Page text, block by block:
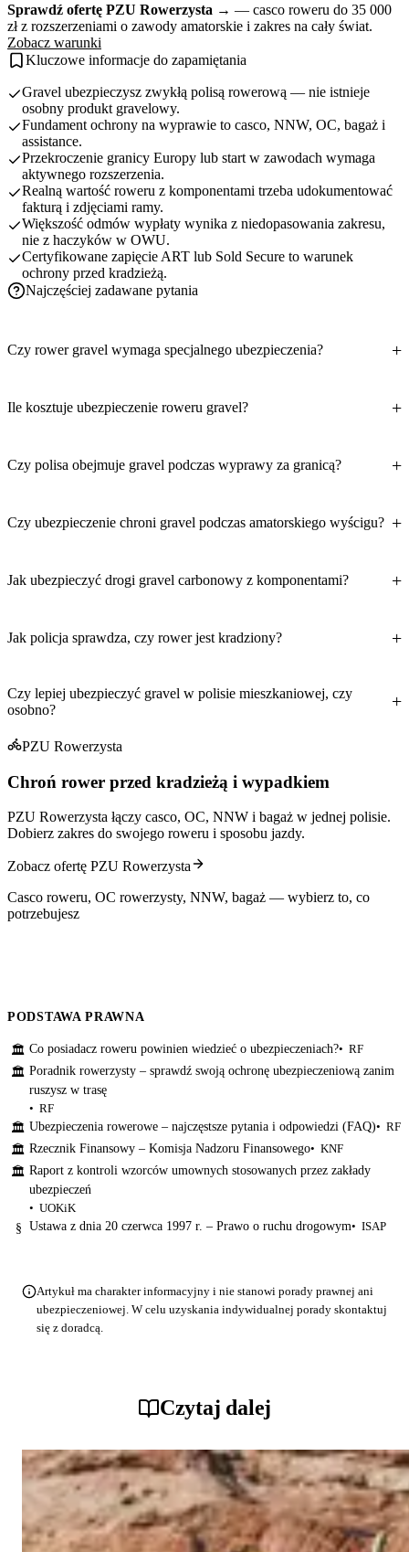
Sprawdź ofertę PZU Rowerzysta → — casco roweru do 35 000
zł z rozszerzeniami o zawody amatorskie i zakres na cały świat.
Zobacz warunki
Kluczowe informacje do zapamiętania
Gravel ubezpieczysz zwykłą polisą rowerową — nie istnieje
osobny produkt gravelowy.
Fundament ochrony na wyprawie to casco, NNW, OC, bagaż i
assistance.
Przekroczenie granicy Europy lub start w zawodach wymaga
aktywnego rozszerzenia.
Realną wartość roweru z komponentami trzeba udokumentować
fakturą i zdjęciami ramy.
Większość odmów wypłaty wynika z niedopasowania zakresu,
nie z haczyków w OWU.
Certyfikowane zapięcie ART lub Sold Secure to warunek
ochrony przed kradzieżą.
Najczęściej zadawane pytania
Czy rower gravel wymaga specjalnego ubezpieczenia?
Ile kosztuje ubezpieczenie roweru gravel?
Czy polisa obejmuje gravel podczas wyprawy za granicą?
Czy ubezpieczenie chroni gravel podczas amatorskiego wyścigu?
Jak ubezpieczyć drogi gravel carbonowy z komponentami?
Jak policja sprawdza, czy rower jest kradziony?
Czy lepiej ubezpieczyć gravel w polisie mieszkaniowej, czy
osobno?
PZU Rowerzysta
Chroń rower przed kradzieżą i wypadkiem
PZU Rowerzysta łączy casco, OC, NNW i bagaż w jednej polisie.
Dobierz zakres do swojego roweru i sposobu jazdy.
Zobacz ofertę PZU Rowerzysta
Casco roweru, OC rowerzysty, NNW, bagaż — wybierz to, co
potrzebujesz
PODSTAWA PRAWNA
🏛 Co posiadacz roweru powinien wiedzieć o ubezpieczeniach?
RF
🏛 Poradnik rowerzysty – sprawdź swoją ochronę ubezpieczeniową zanim
ruszysz w trasę
RF
🏛 Ubezpieczenia rowerowe – najczęstsze pytania i odpowiedzi (FAQ)
RF
🏛 Rzecznik Finansowy – Komisja Nadzoru Finansowego
KNF
🏛 Raport z kontroli wzorców umownych stosowanych przez zakłady
ubezpieczeń
UOKiK
§ Ustawa z dnia 20 czerwca 1997 r. – Prawo o ruchu drogowym ISAP
Artykuł ma charakter informacyjny i nie stanowi porady prawnej ani
ubezpieczeniowej. W celu uzyskania indywidualnej porady skontaktuj
się z doradcą.
Czytaj dalej